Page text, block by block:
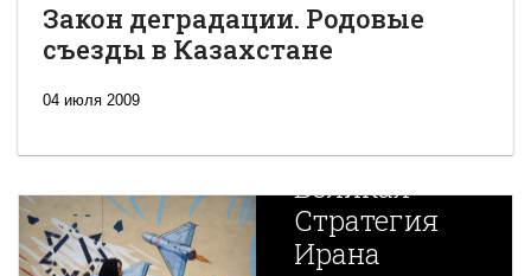
Закон деградации. Родовые
съезды в Казахстане
04 июля 2009
Новая
Великая
Стратегия
Ирана